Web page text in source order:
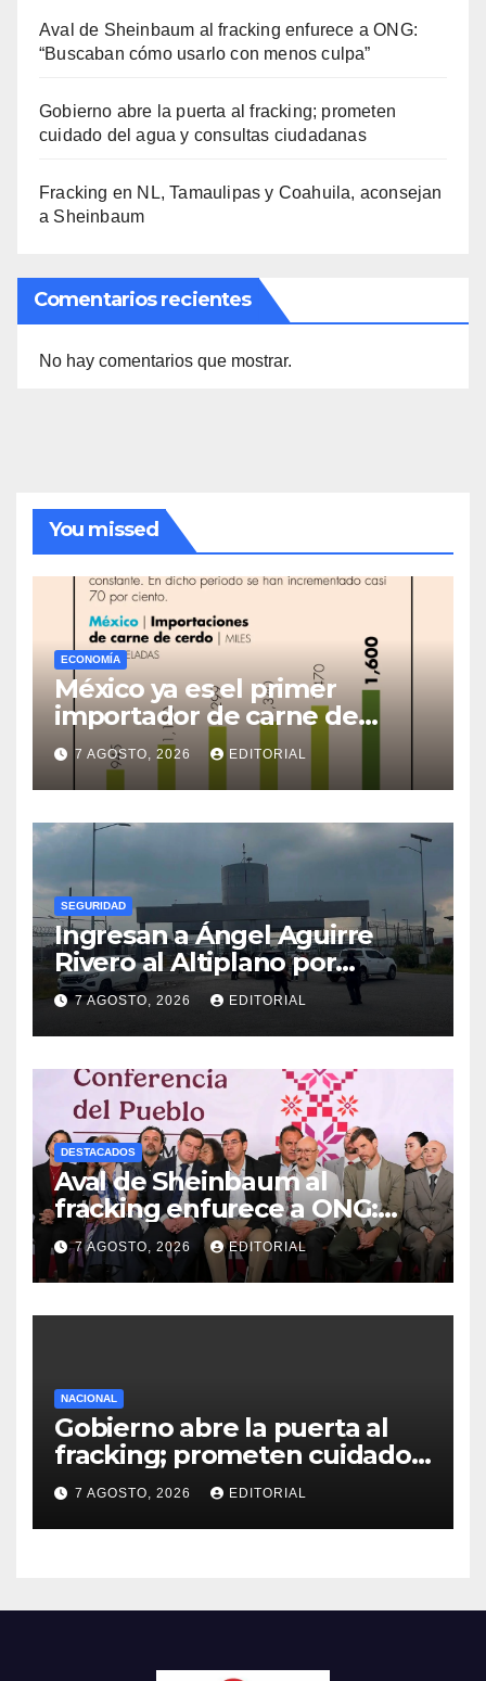
Aval de Sheinbaum al fracking enfurece a ONG:
“Buscaban cómo usarlo con menos culpa”
Gobierno abre la puerta al fracking; prometen
cuidado del agua y consultas ciudadanas
Fracking en NL, Tamaulipas y Coahuila, aconsejan
a Sheinbaum
Comentarios recientes
No hay comentarios que mostrar.
You missed
ECONOMÍA
México ya es el primer
importador de carne de
cerdo en el mundo
7 AGOSTO, 2026 EDITORIAL
SEGURIDAD
Ingresan a Ángel Aguirre
Rivero al Altiplano por
presunta destrucción de
evidencias de caso
Ayotzinapa
7 AGOSTO, 2026 EDITORIAL
DESTACADOS
Aval de Sheinbaum al
fracking enfurece a ONG:
“Buscaban cómo usarlo con
menos culpa”
7 AGOSTO, 2026 EDITORIAL
NACIONAL
Gobierno abre la puerta al
fracking; prometen cuidado
del agua y consultas
ciudadanas
7 AGOSTO, 2026 EDITORIAL